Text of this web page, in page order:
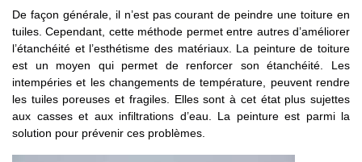
De façon générale, il n’est pas courant de peindre une toiture en
tuiles. Cependant, cette méthode permet entre autres d’améliorer
l’étanchéité et l’esthétisme des matériaux. La peinture de toiture
est un moyen qui permet de renforcer son étanchéité. Les
intempéries et les changements de température, peuvent rendre
les tuiles poreuses et fragiles. Elles sont à cet état plus sujettes
aux casses et aux infiltrations d’eau. La peinture est parmi la
solution pour prévenir ces problèmes.